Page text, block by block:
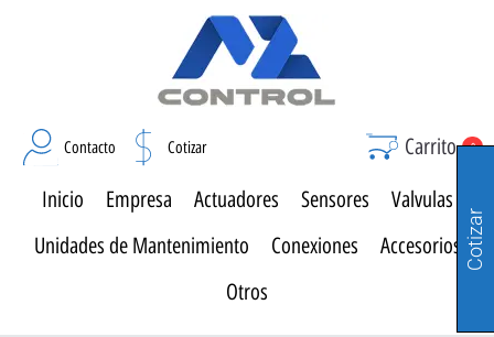
Contacto Cotizar Carrito 0
Inicio Empresa Actuadores Sensores
Valvulas
Unidades de Mantenimiento
Conexiones
Accesorios
Otros
Cotizar